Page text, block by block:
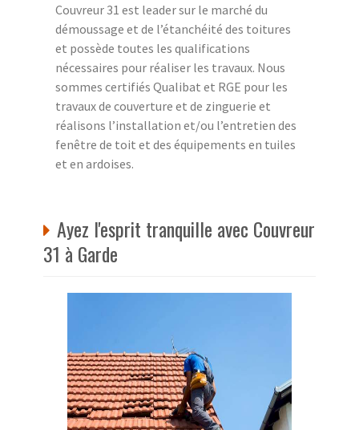
Couvreur 31 est leader sur le marché du
démoussage et de l’étanchéité des toitures
et possède toutes les qualifications
nécessaires pour réaliser les travaux. Nous
sommes certifiés Qualibat et RGE pour les
travaux de couverture et de zinguerie et
réalisons l’installation et/ou l’entretien des
fenêtre de toit et des équipements en tuiles
et en ardoises.
Ayez l'esprit tranquille avec Couvreur
31 à Garde